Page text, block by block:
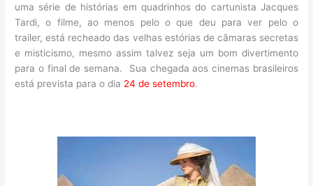
uma série de histórias em quadrinhos do cartunista Jacques
Tardi, o filme, ao menos pelo o que deu para ver pelo o
trailer, está recheado das velhas estórias de câmaras secretas
e misticismo, mesmo assim talvez seja um bom divertimento
para o final de semana. Sua chegada aos cinemas brasileiros
está prevista para o dia 24 de setembro.